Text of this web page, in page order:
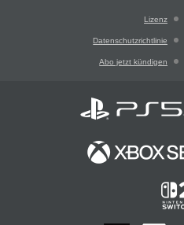
Lizenz
Datenschutzrichtlinie
Abo jetzt kündigen